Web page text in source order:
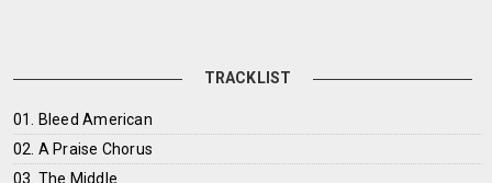
TRACKLIST
01. Bleed American
02. A Praise Chorus
03. The Middle